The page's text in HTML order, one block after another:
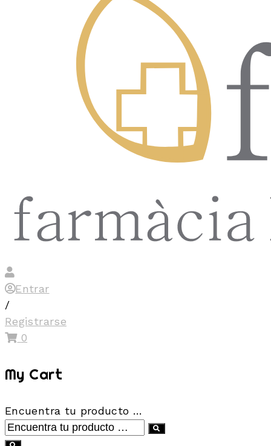
Entrar
/
Registrarse
0
My Cart
Encuentra tu producto …